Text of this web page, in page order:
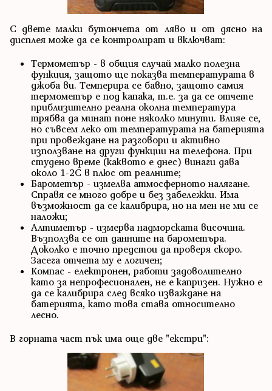
С двете малки бутончета от ляво и от дясно на
дисплея може да се контролират и включват:
Термометър - в общия случай малко полезна
функция, защото ще показва температурата в
джоба ви. Темперира се бавно, защото самия
термометър е под капака, т.е. за да се отчете
приблизително реална околна температура
трябва да минат поне няколко минути. Влияе се,
но съвсем леко от температурата на батерията
при провеждане на разговори и активно
използване на други функции на телефона. При
студено време (каквото е днес) винаги дава
около 1-2C в плюс от реалните;
Барометър - измелва атмосферното налягане.
Справя се много добре и без забележки. Има
възможност да се калибрира, но на мен не ми се
наложи;
Алтиметър - измерва надморската височина.
Възползва се от данните на барометъра.
Доколко е точно предстои да проверя скоро.
Засега отчета му е логичен;
Компас - електронен, работи задоволително
като за непрофесионален, не е капризен. Нужно е
да се калибрира след всяко изваждане на
батерията, като това става относително
лесно.
В горната част пък има още две "екстри":